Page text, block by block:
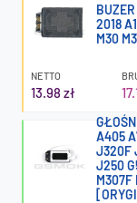
2018
M30
NETTO
13.98 zł
A405
J320F
J250
M307F